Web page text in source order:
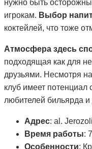
нужно быть
игрокам. Выбор
коктейлей, что тоже
Атмосфера здесь
подходящая как для
друзьями. Несмотря
клуб имеет потенциал
любителей бильярда
Адрес: al.
Время работы:
Особенности: